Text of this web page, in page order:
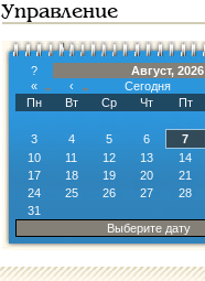
Управление
?
Август, 2026
«
‹ Сегодня
Пн
Вт Ср Чт Пт
3
4 5 6 7
10
11 12 13 14
17
18 19 20 21
24
25 26 27 28
31
Выберите дату